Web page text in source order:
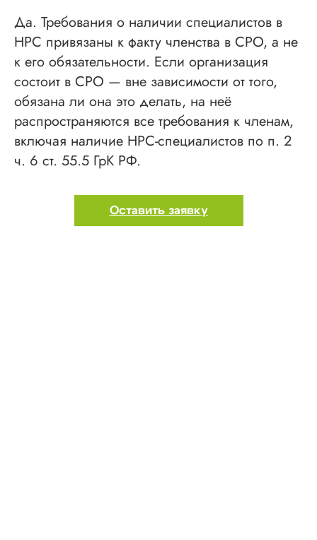
Да. Требования о наличии специалистов в
НРС привязаны к факту членства в СРО, а не
к его обязательности. Если организация
состоит в СРО — вне зависимости от того,
обязана ли она это делать, на неё
распространяются все требования к членам,
включая наличие НРС-специалистов по п. 2
ч. 6 ст. 55.5 ГрК РФ.
Оставить заявку